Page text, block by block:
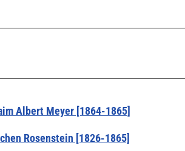
Albert Meyer [1864-1865]
Rosenstein [1826-1865]